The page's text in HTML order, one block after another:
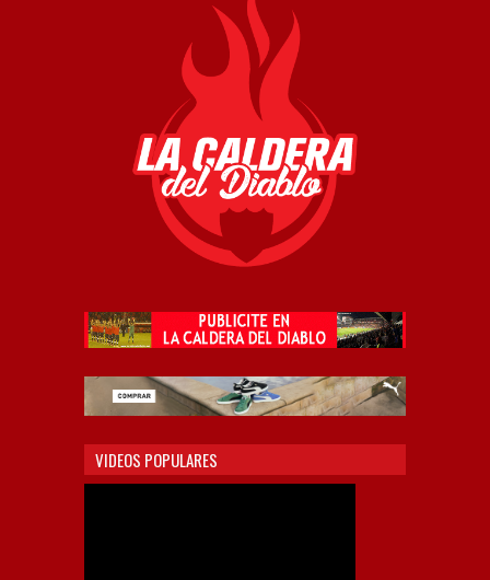
VIDEOS POPULARES